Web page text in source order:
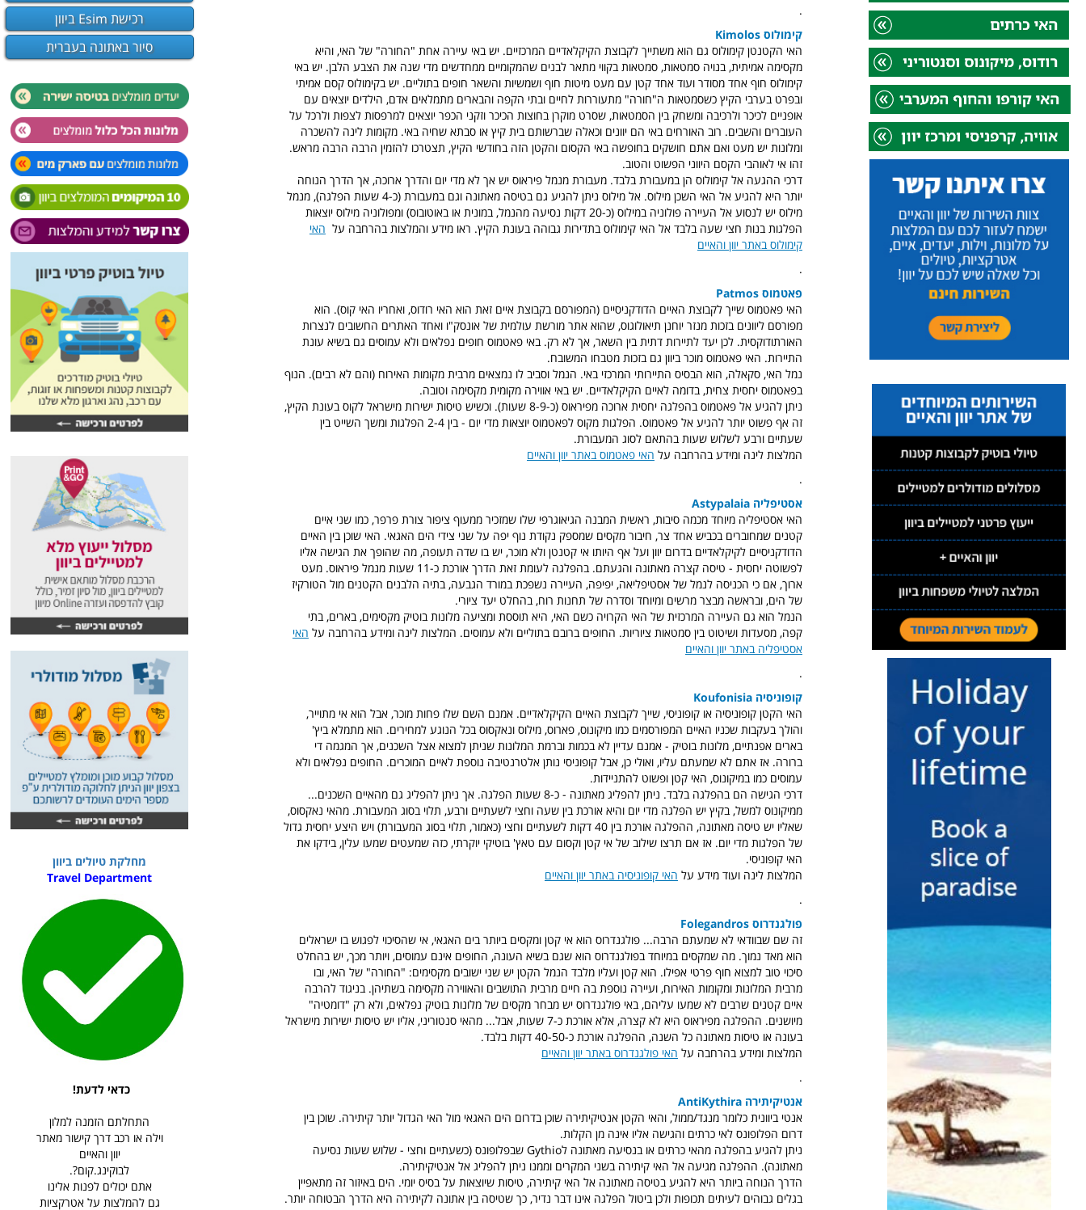
.
קימולוס Kimolos
האי הקטנטן קימולוס גם הוא משתייך לקבוצת הקיקלאדיים המרכזיים. יש באי עיירה אחת "החורה" של האי, והיא
מקסימה אמיתית, בנויה סמטאות, סמטאות בקווי מתאר לבנים שהמקומיים ממחדשים מדי שנה את הצבע הלבן. יש באי
קימולוס חוף אחד מסודר ועוד אחד קטן עם מעט מיטות חוף ושמשיות והשאר חופים בתוליים. יש בקימולוס קסם אמיתי
ובפרט בערבי הקיץ כשסמטאות ה"חורה" מתעוררות לחיים ובתי הקפה והבארים מתמלאים אדם, הילדים יוצאים עם
אופניים לכיכר ולרכיבה ומשחק בין הסמטאות, שסרט מוקרן בחוצות הכיכר וזקני הכפר יוצאים למרפסות לצפות ולרכל על
העוברים והשבים. רוב האורחים באי הם יוונים וכאלה שברשותם בית קיץ או סבתא שחיה באי. מקומות לינה להשכרה
ומלונות יש מעט ואם אתם חושקים בחופשה באי הקסום והקטן הזה בחודשי הקיץ, תצטרכו להזמין הרבה הרבה מראש.
זהו אי לאוהבי הקסם היווני הפשוט והטוב.
דרכי ההגעה אל קימולוס הן במעבורת בלבד. מעבורת מנמל פיראוס יש אך לא מדי יום והדרך ארוכה, אך הדרך הנוחה
יותר היא להגיע אל האי השכן מילוס. אל מילוס ניתן להגיע גם בטיסה מאתונה וגם במעבורת (כ-4 שעות הפלגה), מנמל
מילוס יש לנסוע אל העיירה פולוניה במילוס (כ-20 דקות נסיעה מהנמל, במונית או באוטובוס) ומפולוניה מילוס יוצאות
הפלגות בנות חצי שעה בלבד אל האי קימולוס בתדירות גבוהה בעונת הקיץ. ראו מידע והמלצות בהרחבה על האי
קימולוס באתר יוון והאיים
.
פאטמוס Patmos
האי פאטמוס שייך לקבוצת האיים הדודקניסיים (המפורסם בקבוצת איים זאת הוא האי רודוס, ואחריו האי קוס). הוא
מפורסם ליוונים בזכות מנזר יוחנן תיאולוגוס, שהוא אתר מורשת עולמית של אונסק"ו ואחד האתרים החשובים לנצרות
האורתודוקסית. לכן יעד לתיירות דתית בין השאר, אך לא רק. באי פאטמוס חופים נפלאים ולא עמוסים גם בשיא עונת
התיירות. האי פאטמוס מוכר ביוון גם בזכות מטבחו המשובח.
נמל האי, סקאלה, הוא הבסיס התיירותי המרכזי באי. הנמל וסביב לו נמצאים מרבית מקומות האירוח (והם לא רבים). הנוף
בפאטמוס יחסית צחית, בדומה לאיים הקיקלאדיים. יש באי אווירה מקומית מקסימה וטובה.
ניתן להגיע אל פאטמוס בהפלגה יחסית ארוכה מפיראוס (כ-8-9 שעות). וכשיש טיסות ישירות מישראל לקוס בעונת הקיץ,
זה אף פשוט יותר להגיע אל פאטמוס. הפלגות מקוס לפאטמוס יוצאות מדי יום - בין 2-4 הפלגות ומשך השייט בין
שעתיים ורבע לשלוש שעות בהתאם לסוג המעבורת.
המלצות לינה ומידע בהרחבה על האי פאטמוס באתר יוון והאיים
.
אסטיפליה Astypalaia
האי אסטיפליה מיוחד מכמה סיבות, ראשית המבנה הגיאוגרפי שלו שמזכיר ממעוף ציפור צורת פרפר, כמו שני איים
קטנים שמחוברים בכביש אחד צר, חיבור מקסים שמספק נקודת נוף יפה על שני צידי הים האגאי. האי שוכן בין האיים
הדודקניסיים לקיקלאדיים בדרום יוון ועל אף היותו אי קטנטן ולא מוכר, יש בו שדה תעופה, מה שהופך את הגישה אליו
לפשוטה יחסית - טיסה קצרה מאתונה והגעתם. בהפלגה לעומת זאת הדרך אורכת כ-11 שעות מנמל פיראוס. מעט
ארוך, אם כי הכניסה לנמל של אסטיפליאה, יפיפה, העיירה נשפכת במורד הגבעה, בתיה הלבנים הקטנים מול הטורקיז
של הים, ובראשה מבצר מרשים ומיוחד וסדרה של תחנות רוח, בהחלט יעד ציורי.
הנמל הוא גם העיירה המרכזית של האי הקרויה כשם האי, היא תוססת ומציעה מלונות בוטיק מקסימים, בארים, בתי
קפה, מסעדות ושיטוט בין סמטאות ציוריות. החופים ברובם בתוליים ולא עמוסים. המלצות לינה ומידע בהרחבה על האי
אסטיפליה באתר יוון והאיים
.
קופוניסיה Koufonisia
האי הקטן קופוניסיה או קופוניסי, שייך לקבוצת האיים הקיקלאדיים. אמנם השם שלו פחות מוכר, אבל הוא אי מתוייר,
והולך בעקבות שכניו האיים המפורסמים כמו מיקונוס, פארוס, מילוס ונאקסוס בכל הנוגע למחירים. הוא מתמלא ביץ'
בארים אפנתיים, מלונות בוטיק - אמנם עדיין לא בכמות וברמת המלונות שניתן למצוא אצל השכנים, אך המגמה די
ברורה. אז אתם לא שמעתם עליו, ואולי כן, אבל קופוניסי נותן אלטרנטיבה נוספת לאיים המוכרים. החופים נפלאים ולא
עמוסים כמו במיקונוס, האי קטן ופשוט להתניידות.
דרכי הגישה הם בהפלגה בלבד. ניתן להפליג מאתונה - כ-8 שעות הפלגה. אך ניתן להפליג גם מהאיים השכנים...
ממיקונוס למשל, בקיץ יש הפלגה מדי יום והיא אורכת בין שעה וחצי לשעתיים ורבע, תלוי בסוג המעבורת. מהאי נאקסוס,
שאליו יש טיסה מאתונה, ההפלגה אורכת בין 40 דקות לשעתיים וחצי (כאמור, תלוי בסוג המעבורת) ויש היצע יחסית גדול
של הפלגות מדי יום. אז אם תרצו שילוב של אי קטן וקסום עם טאץ' בוטיקי יוקרתי, כזה שמעטים שמעו עלין, בידקו את
האי קופוניסי.
המלצות לינה ועוד מידע על האי קופוניסיה באתר יוון והאיים
.
פולגנדרוס Folegandros
זה שם שבוודאי לא שמעתם הרבה... פולגנדרוס הוא אי קטן ומקסים ביותר בים האגאי, אי שהסיכוי לפגוש בו ישראלים
הוא מאד נמוך. מה שמקסים במיוחד בפולגנדרוס הוא שגם בשיא העונה, החופים אינם עמוסים, ויותר מכך, יש בהחלט
סיכוי טוב למצוא חוף פרטי אפילו. הוא קטן ועליו מלבד הנמל הקטן יש שני ישובים מקסימים: "החורה" של האי, ובו
מרבית המלונות ומקומות האירוח, ועיירה נוספת בה חיים מרבית התושבים והאווירה מקסימה בשתיהן. בניגוד להרבה
איים קטנים שרבים לא שמעו עליהם, באי פולגנדרוס יש מבחר מקסים של מלונות בוטיק נפלאים, ולא רק "דומטיה"
מיושנים. ההפלגה מפיראוס היא לא קצרה, אלא אורכת כ-7 שעות, אבל... מהאי סנטוריני, אליו יש טיסות ישירות מישראל
בעונה או טיסות מאתונה כל השנה, ההפלגה אורכת כ-40-50 דקות בלבד.
המלצות ומידע בהרחבה על האי פולגנדרוס באתר יוון והאיים
.
אנטיקיתירה AntiKythira
אנטי ביוונית כלומר מנגד/ממול, והאי הקטן אנטיקיתירה שוכן בדרום הים האגאי מול האי הגדול יותר קיתירה. שוכן בין
דרום הפלופונס לאי כרתים והגישה אליו אינה מן הקלות.
ניתן להגיע בהפלגה מהאי כרתים או בנסיעה מאתונה לGythio שבפלופונס (כשעתיים וחצי - שלוש שעות נסיעה
מאתונה). ההפלגה מגיעה אל האי קיתירה בשני המקרים וממנו ניתן להפליג אל אנטיקיתירה.
הדרך הנוחה ביותר היא להגיע בטיסה מאתונה אל האי קיתירה, טיסות שיוצאות על בסיס יומי. הים באיזור זה מתאפיין
בגלים גבוהים לעיתים תכופות ולכן ביטול הפלגה אינו דבר נדיר, כך שטיסה בין אתונה לקיתירה היא הדרך הבטוחה יותר.
רכישת Esim ביוון
סיור באתונה בעברית
מחלקת טיולים ביוון
Travel Department
כדאי לדעת!
התחלתם הזמנה למלון
וילה או רכב דרך קישור מאתר
יוון והאיים
לבוקינג.קום?.
אתם יכולים לפנות אלינו
גם להמלצות על אטרקציות